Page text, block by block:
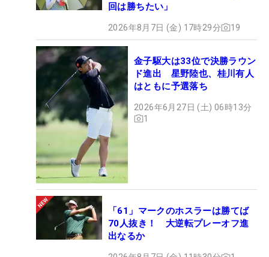
回は勝ちたい」
2026年8月7日 (金) 17時29分 19
金子駆大は33位で決勝ラウン
ド進出 星野陸也、桂川有人
はともに予選落ち
2026年6月27日 (土) 06時13分
1
「61」マークのホスラーは勝てば
70人抜き！ 大逆転プレーオフ進
出なるか